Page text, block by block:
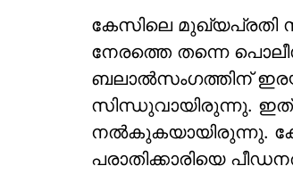
കേസിലെ മുഖ്യപ്രതി
നേരത്തെ തന്നെ
ബലാൽസംഗത്തിന്
സിന്ധുവായിരുന്നു. ഇത്
നൽകുകയായിരുന്നു.
പരാതിക്കാരിയെ